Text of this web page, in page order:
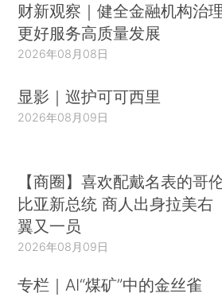
财新观察｜健全金融机构治理
更好服务高质量发展
2026年08月08日
显影｜巡护可可西里
2026年08月09日
【商圈】喜欢配戴名表的哥
比亚新总统 商人出身拉美右
翼又一员
2026年08月09日
专栏｜AI“煤矿”中的金丝雀